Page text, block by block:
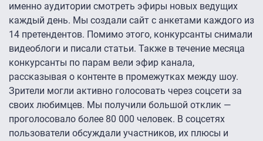
именно аудитории смотреть эфиры новых ведущих
каждый день. Мы создали сайт с анкетами каждого из
14 претендентов. Помимо этого, конкурсанты снимали
видеоблоги и писали статьи. Также в течение месяца
конкурсанты по парам вели эфир канала,
рассказывая о контенте в промежутках между шоу.
Зрители могли активно голосовать через соцсети за
своих любимцев. Мы получили большой отклик —
проголосовало более 80 000 человек. В соцсетях
пользователи обсуждали участников, их плюсы и